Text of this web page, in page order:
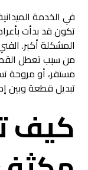
في الخدمة
تكون قد بدأت
المشكلة أكبر.
من سبب تعطل
مستقر، أو مروحة
تبديل قطعة وبين
كيف